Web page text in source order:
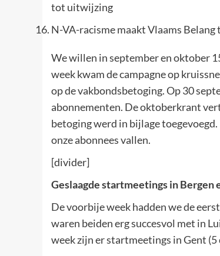
tot uitwijzing
N-VA-racisme maakt Vlaams
We willen in september en oktober
week kwam de campagne op
op de vakbondsbetoging. Op 30
abonnementen. De oktoberkrant
betoging werd in bijlage
onze abonnees vallen.
[divider]
Geslaagde startmeetings in Bergen
De voorbije week hadden we de
waren beiden erg succesvol met in
week zijn er startmeetings in Gent